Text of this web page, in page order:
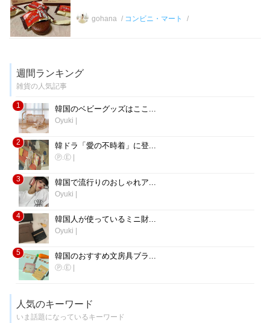
gohana コンビニ・マート
週間ランキング
雑貨の人気記事
1 韓国のベビーグッズはここ...
Oyuki
2 韓ドラ「愛の不時着」に登...
Ⓟ.Ⓔ
3 韓国で流行りのおしゃれア...
Oyuki
4 韓国人が使っているミニ財...
Oyuki
5 韓国のおすすめ文房具ブラ...
Ⓟ.Ⓔ
人気のキーワード
いま話題になっているキーワード